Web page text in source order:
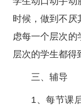
时候，做到不厌
虑每一个层次的
层次的学生都得
三、辅导
1、每节课